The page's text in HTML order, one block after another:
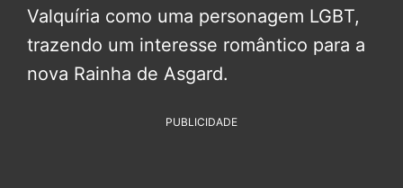
Valquíria como uma personagem LGBT,
trazendo um interesse romântico para a
nova Rainha de Asgard.
PUBLICIDADE